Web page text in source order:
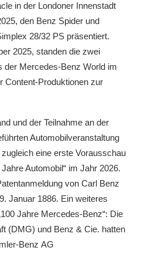
in der Londoner Innenstadt
den Benz Spider und
28/32 PS präsentiert.
2025, standen die zwei
der Mercedes-Benz World im
Content-Produktionen zur
und der Teilnahme an der
Automobilveranstaltung
eine erste Vorausschau
Automobil“ im Jahr 2026.
von Carl Benz
Januar 1886. Ein weiteres
Jahre Mercedes-Benz“: Die
(DMG) und Benz & Cie. hatten
Benz AG